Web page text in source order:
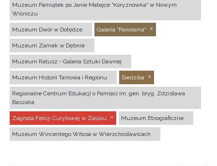
Muzeum Pamiątek po Janie Matejce "Koryznówka" w Nowym
Wiśniczu
Muzeum Dwór w Dołędze Galeria "Panorama"
Muzeum Zamek w Dębnie
Muzeum Ratusz - Galeria Sztuki Dawnej
Muzeum Historii Tarnowa i Regionu Siedziba
Regionalne Centrum Edukacji o Pamięci im. gen. bryg. Zdzisława
Baszaka
Zagroda Felicji Curyłowej w Zalipiu Muzeum Etnograficzne
Muzeum Wincentego Witosa w Wierzchosławicach